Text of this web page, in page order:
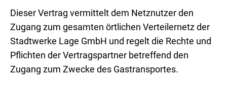
Dieser Vertrag vermittelt dem Netznutzer den
Zugang zum gesamten örtlichen Verteilernetz der
Stadtwerke Lage GmbH und regelt die Rechte und
Pflichten der Vertragspartner betreffend den
Zugang zum Zwecke des Gastransportes.